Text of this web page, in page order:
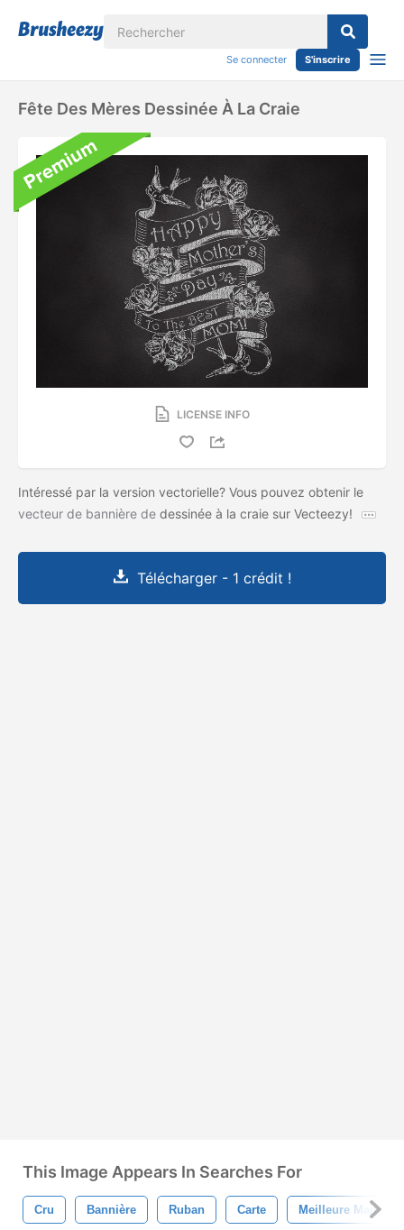
Se connecter S'inscrire
Fête Des Mères Dessinée À La Craie
LICENSE INFO
Intéressé par la version vectorielle? Vous pouvez obtenir le
vecteur de bannière de dessinée à la craie sur Vecteezy!
Télécharger - 1 crédit !
This Image Appears In Searches For
Cru Bannière Ruban Carte Meilleure Maman